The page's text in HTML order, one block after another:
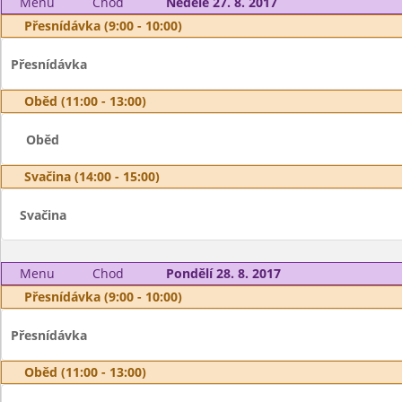
Přesnídávka (9:00 - 10:00)
Přesnídávka
Oběd (11:00 - 13:00)
Oběd
Svačina (14:00 - 15:00)
Svačina
Menu Chod
Pondělí 28. 8. 2017
Přesnídávka (9:00 - 10:00)
Přesnídávka
Oběd (11:00 - 13:00)